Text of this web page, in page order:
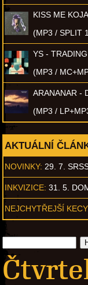
KISS ME
(MP3 / SPLIT
YS -
(MP3 /
ARANANAR -
(MP3 /
AKTUÁLNÍ
NOVINKY: 29. 7.
INKVIZICE: 31. 5.
NEJCHYTŘEJŠÍ